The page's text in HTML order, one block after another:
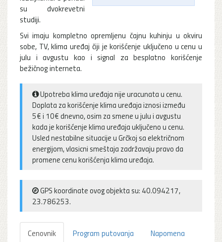
su dvokrevetni
studiji.
Svi imaju kompletno opremljenu čajnu kuhinju u okviru
sobe, TV, klima uređaj čiji je korišćenje uključeno u cenu u
julu i avgustu kao i signal za besplatno korišćenje
bežičnog interneta.
Upotreba klima uređaja nije uracunata u cenu.
Doplata za korišćenje klima uređaja iznosi između
5€ i 10€ dnevno, osim za smene u julu i avgustu
kada je korišćenje klima uređaja uključeno u cenu.
Usled nestabilne situacije u Grčkoj sa električnom
energijom, vlasicni smeštaja zadržavaju pravo da
promene cenu korišćenja klima uređaja.
GPS koordinate ovog objekta su: 40.094217,
23.786253.
Cenovnik Program putovanja Napomena